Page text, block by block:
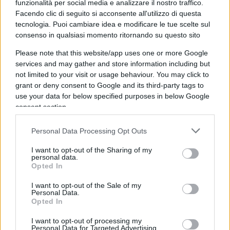
funzionalità per social media e analizzare il nostro traffico.
Facendo clic di seguito si acconsente all'utilizzo di questa
tecnologia. Puoi cambiare idea e modificare le tue scelte sul
consenso in qualsiasi momento ritornando su questo sito
Please note that this website/app uses one or more Google
services and may gather and store information including but
not limited to your visit or usage behaviour. You may click to
grant or deny consent to Google and its third-party tags to
use your data for below specified purposes in below Google
consent section.
Personal Data Processing Opt Outs
I want to opt-out of the Sharing of my
personal data.
Opted In
I want to opt-out of the Sale of my
Personal Data.
Opted In
I want to opt-out of processing my
Personal Data for Targeted Advertising.
delimitare, infatti, il concetto di “libertà”, e quali
sono le barriere che esso incontra? Esistono delle
relazioni, e di che tipo, tra libertà individuale e
libertà collettiva?
Una semplice moda
Dal canto loro, i princìpi liberali – a differenza di
consentire l’abbinamento con filosofie tra loro
molto diverse: basti pensare, come si è accennato
dianzi, che in Italia liberale fu Croce, esponente
anglosassone liberali sono per lo più gli eredi
dell’empirismo di Locke e di Hume.